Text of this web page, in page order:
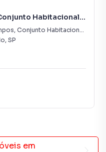
Habitacional
, Conjunto Habitacional Padre Manoel da Nóbrega
, SP
em